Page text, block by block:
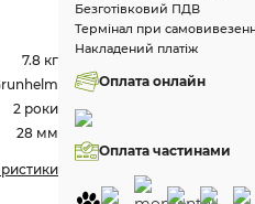
7.8 кг
2 роки
28 мм
Безготівковий ПДВ
Термінал при
Накладений платіж
Оплата онлайн
Оплата частинами